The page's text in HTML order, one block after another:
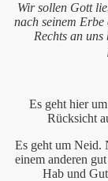
Wir sollen Gott
nach seinem
Rechts an
Es geht hier
Rücksicht
Es geht um Neid.
einem anderen
Hab und